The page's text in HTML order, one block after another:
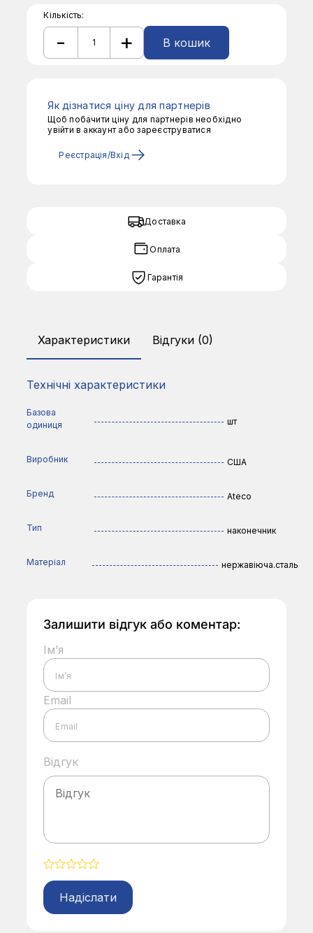
Кількість:
-
Наконечник
кондитерський
+
В кошик
Як дізнатися ціну для партнерів
Щоб побачити ціну для партнерів необхідно
увійти в аккаунт або зареєструватися
Реєстрація/Вхід
Доставка
Оплата
Гарантія
Характеристики Відгуки (0)
Технічні характеристики
Базова
одиниця
шт
Виробник США
Бренд Ateco
Тип наконечник
Матеріал нержавіюча.сталь
Залишити відгук або коментар:
Ім’я
Email
Відгук